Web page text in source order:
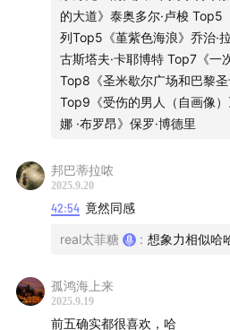
30:33 Top4《利勒亚当森林中的
的大道》泰奥多尔·卢梭 Top5
列Top5《堇紫色海浪》乔治·
古斯塔夫·卡耶博特 Top7《一
Top8《圣米歇尔广场和巴黎
Top9《受伤的男人（自画像
娜 ·布罗昂》保罗·博德里
邦巴蒂拉哝
2025.9.20
42:54 竟然同感
real太菲糖 : 想象力相似哈
孤鸿海上来
2025.9.19
前五确实都很喜欢，哈